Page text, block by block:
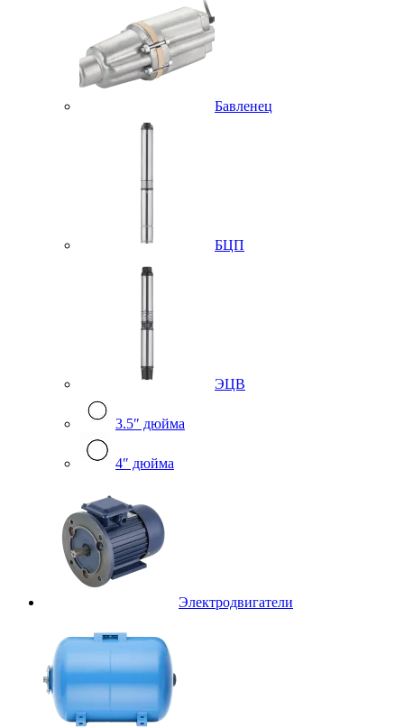
Бавленец
БЦП
ЭЦВ
3.5″ дюйма
4″ дюйма
Электродвигатели